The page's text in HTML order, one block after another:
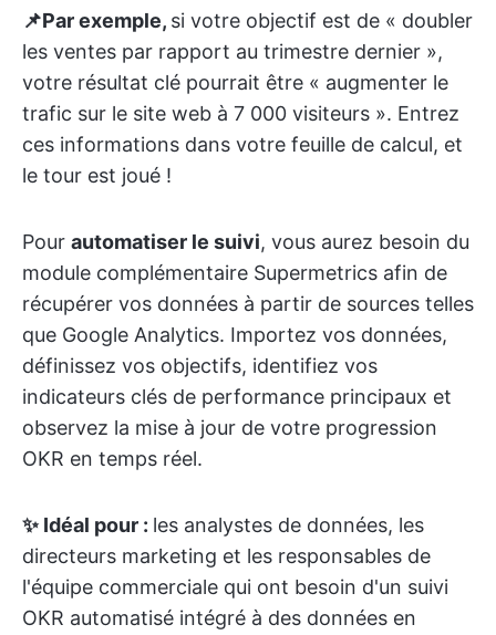
📌Par exemple, si votre objectif est de « doubler
les ventes par rapport au trimestre dernier »,
votre résultat clé pourrait être « augmenter le
trafic sur le site web à 7 000 visiteurs ». Entrez
ces informations dans votre feuille de calcul, et
le tour est joué !
Pour automatiser le suivi, vous aurez besoin du
module complémentaire Supermetrics afin de
récupérer vos données à partir de sources telles
que Google Analytics. Importez vos données,
définissez vos objectifs, identifiez vos
indicateurs clés de performance principaux et
observez la mise à jour de votre progression
OKR en temps réel.
✨ Idéal pour : les analystes de données, les
directeurs marketing et les responsables de
l'équipe commerciale qui ont besoin d'un suivi
OKR automatisé intégré à des données en